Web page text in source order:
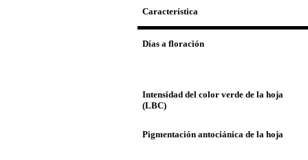
Característica
Días a floración
Intensidad del color verde de la hoja
(LBC)
Pigmentación antociánica de la hoja